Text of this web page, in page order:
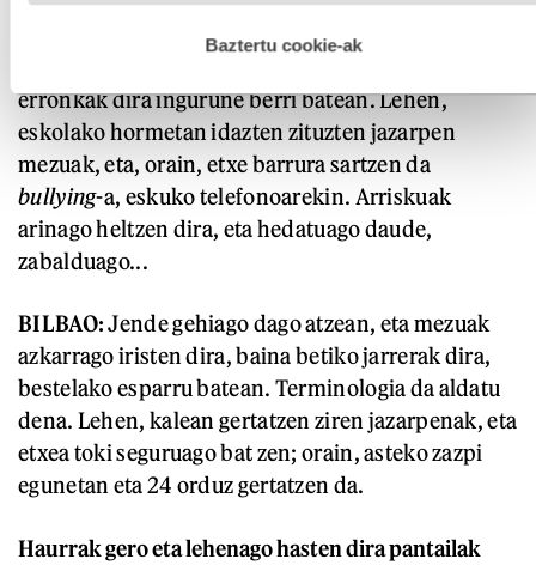
esplizitua ematen diguzu.Gehiago irakurri
Baztertu cookie-ak
Bai. Baina argi izan behar dute
erronkak dira ingurune berri batean. Lehen,
eskolako hormetan idazten zituzten jazarpen
mezuak, eta, orain, etxe barrura sartzen da
bullying-a, eskuko telefonoarekin. Arriskuak
arinago heltzen dira, eta hedatuago daude,
zabalduago...
BILBAO:Jende gehiago dago atzean, eta mezuak
azkarrago iristen dira, baina betiko jarrerak dira,
bestelako esparru batean. Terminologia da aldatu
dena. Lehen, kalean gertatzen ziren jazarpenak, eta
etxea toki seguruago bat zen; orain, asteko zazpi
egunetan eta 24 orduz gertatzen da.
Haurrak gero eta lehenago hasten dira pantailak